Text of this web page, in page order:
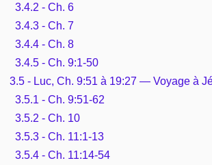
3.4.2 - Ch. 6
3.4.3 - Ch. 7
3.4.4 - Ch. 8
3.4.5 - Ch. 9:1-50
3.5 - Luc, Ch. 9:51 à 19:27 — Voyage à
3.5.1 - Ch. 9:51-62
3.5.2 - Ch. 10
3.5.3 - Ch. 11:1-13
3.5.4 - Ch. 11:14-54